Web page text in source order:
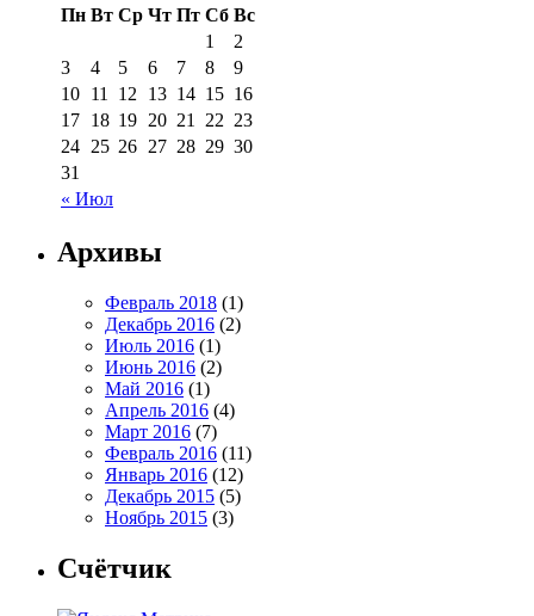
Пн Вт Ср Чт Пт Сб Вс
« Июл
1
2
3
4 5 6 7 8
9
10 11 12 13 14 15 16
17 18 19 20 21 22 23
24 25 26 27 28 29 30
31
Архивы
Февраль 2018 (1)
Декабрь 2016 (2)
Июль 2016 (1)
Июнь 2016 (2)
Май 2016 (1)
Апрель 2016 (4)
Март 2016 (7)
Февраль 2016 (11)
Январь 2016 (12)
Декабрь 2015 (5)
Ноябрь 2015 (3)
Счётчик